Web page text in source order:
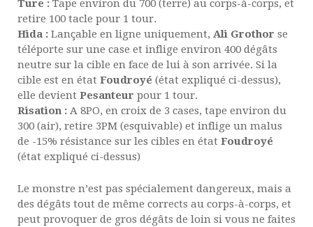
Ture : Tape environ du 700 (terre) au corps-à-corps, et
retire 100 tacle pour 1 tour.
Hida : Lançable en ligne uniquement, Ali Grothor se
téléporte sur une case et inflige environ 400 dégâts
neutre sur la cible en face de lui à son arrivée. Si la
cible est en état Foudroyé (état expliqué ci-dessus),
elle devient Pesanteur pour 1 tour.
Risation : A 8PO, en croix de 3 cases, tape environ du
300 (air), retire 3PM (esquivable) et inflige un malus
de -15% résistance sur les cibles en état Foudroyé
(état expliqué ci-dessus)
Le monstre n’est pas spécialement dangereux, mais a
des dégâts tout de même corrects au corps-à-corps, et
peut provoquer de gros dégâts de loin si vous ne faites